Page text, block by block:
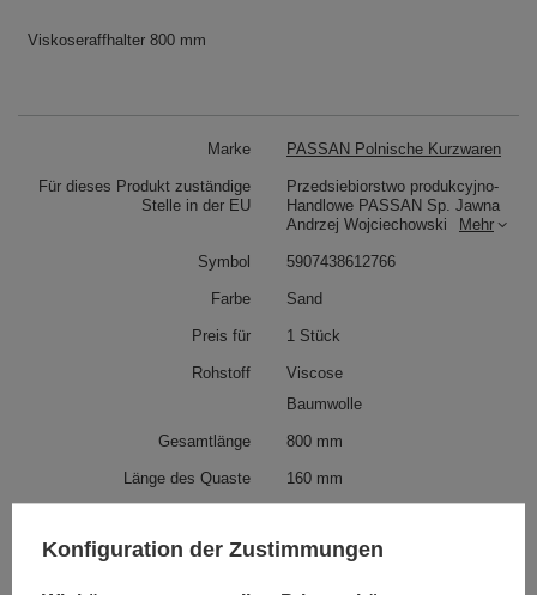
Viskoseraffhalter 800 mm
Marke PASSAN Polnische Kurzwaren
Für dieses Produkt zuständige
Stelle in der EU
Przedsiebiorstwo produkcyjno-
Handlowe PASSAN Sp. Jawna
Andrzej Wojciechowski
Mehr
Symbol 5907438612766
Farbe Sand
Preis für 1 Stück
Rohstoff
Viscose
Baumwolle
Gesamtlänge 800 mm
Länge des Quaste 160 mm
Siehe auch
Konfiguration der Zustimmungen